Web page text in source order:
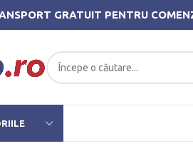
GRATUIT PENTRU